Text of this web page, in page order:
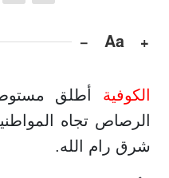
+
Aa
−
الكوفية أطلق
الرصاص تجاه
شرق رام الله.